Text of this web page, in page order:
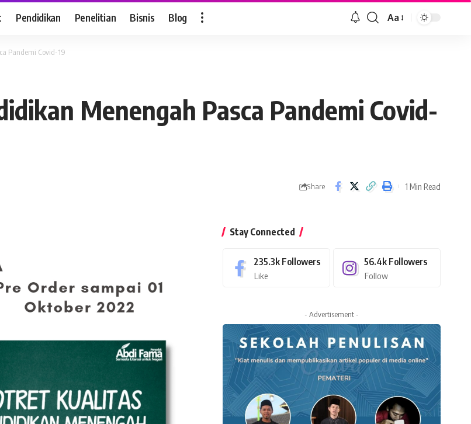
Pendidikan Penelitian Bisnis Blog
Font
Aa
Pandemi Covid-19
Menengah Pasca Pandemi Covid-
Share 1 Min Read
Stay Connected
235.3k Followers
Like
56.4k Followers
Follow
- Advertisement -